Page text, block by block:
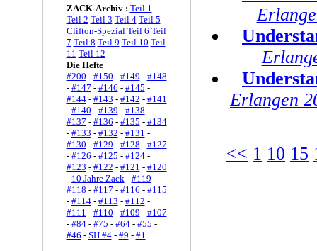
ZACK-Archiv : Teil 1
Teil 2 Teil 3 Teil 4 Teil 5
Clifton-Spezial Teil 6 Teil
7 Teil 8 Teil 9 Teil 10 Teil
11 Teil 12
Die Hefte
#200 - #150 - #149 - #148
- #147 - #146 - #145 -
#144- #143 - #142 - #141
- #140 - #139 - #138 -
#137 - #136 - #135 - #134
- #133 - #132 - #131 -
#130 - #129 - #128 - #127
- #126 - #125 - #124-
#123 - #122 - #121 - #120
- 10 Jahre Zack- #119 -
#118 - #117 - #116 - #115
- #114- #113 - #112 -
#111 - #110 - #109 - #107
- #84- #75 - #64- #55 -
#46 - SH #4- #9 - #1
Erlangen
<< 1 10 15